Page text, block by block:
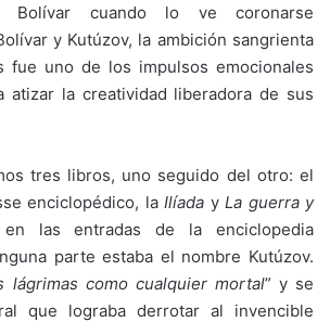
Bolívar cuando lo ve coronarse
y Kutúzov, la ambición sangrienta
fue uno de los impulsos emocionales
atizar la creatividad liberadora de sus
tres libros, uno seguido del otro: el
enciclopédico, la Ilíada y La guerra y
las entradas de la enciclopedia
parte estaba el nombre Kutúzov.
lágrimas como cualquier mortal” y se
que lograba derrotar al invencible